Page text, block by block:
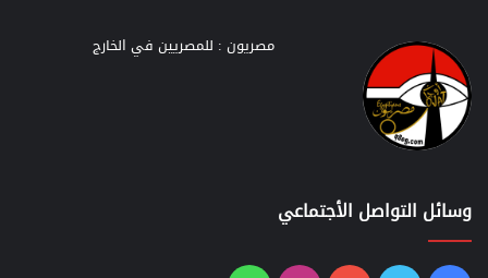
مصريون : للمصريين في الخارج
وسائل التواصل الأجتماعي